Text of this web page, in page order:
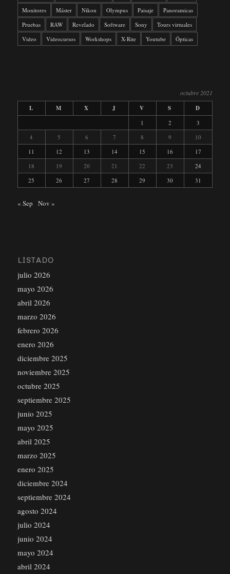
Monitores
Máster Nikon Olympus Paisaje
Panoramicas
Pruebas
RAW Revelado Software Sony
Tours virtuales
Video
Videocursos Workshops X-Rite Youtube Ópticas
octubre 2021
L
M X J V S D
1 2
3
4
5 6 7 8 9
10
11
12 13 14 15 16
17
18
19 20 21 22 23
24
25
26 27 28 29 30 31
« Sep Nov »
LISTADO
julio 2026
mayo 2026
abril 2026
marzo 2026
febrero 2026
enero 2026
diciembre 2025
noviembre 2025
octubre 2025
septiembre 2025
junio 2025
mayo 2025
abril 2025
marzo 2025
enero 2025
diciembre 2024
septiembre 2024
agosto 2024
julio 2024
junio 2024
mayo 2024
abril 2024